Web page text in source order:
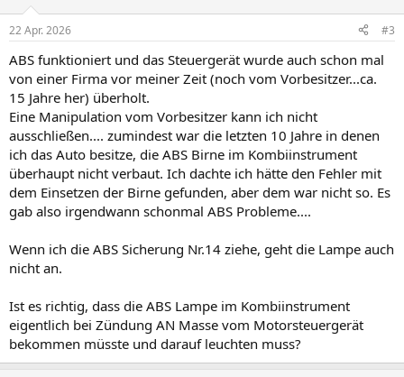
22 Apr. 2026 #3
ABS funktioniert und das Steuergerät wurde auch schon mal
von einer Firma vor meiner Zeit (noch vom Vorbesitzer...ca.
15 Jahre her) überholt.
Eine Manipulation vom Vorbesitzer kann ich nicht
ausschließen.... zumindest war die letzten 10 Jahre in denen
ich das Auto besitze, die ABS Birne im Kombiinstrument
überhaupt nicht verbaut. Ich dachte ich hätte den Fehler mit
dem Einsetzen der Birne gefunden, aber dem war nicht so. Es
gab also irgendwann schonmal ABS Probleme....
Wenn ich die ABS Sicherung Nr.14 ziehe, geht die Lampe auch
nicht an.
Ist es richtig, dass die ABS Lampe im Kombiinstrument
eigentlich bei Zündung AN Masse vom Motorsteuergerät
bekommen müsste und darauf leuchten muss?